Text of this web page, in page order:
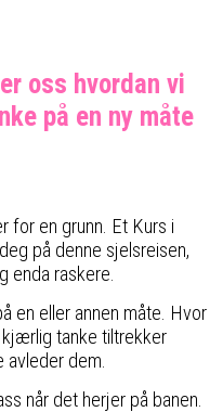
oss hvordan vi
på en ny måte
for en grunn. Et Kurs i
på denne sjelsreisen,
enda raskere.
en eller annen måte. Hvor
tanke tiltrekker
dem.
når det herjer på banen.